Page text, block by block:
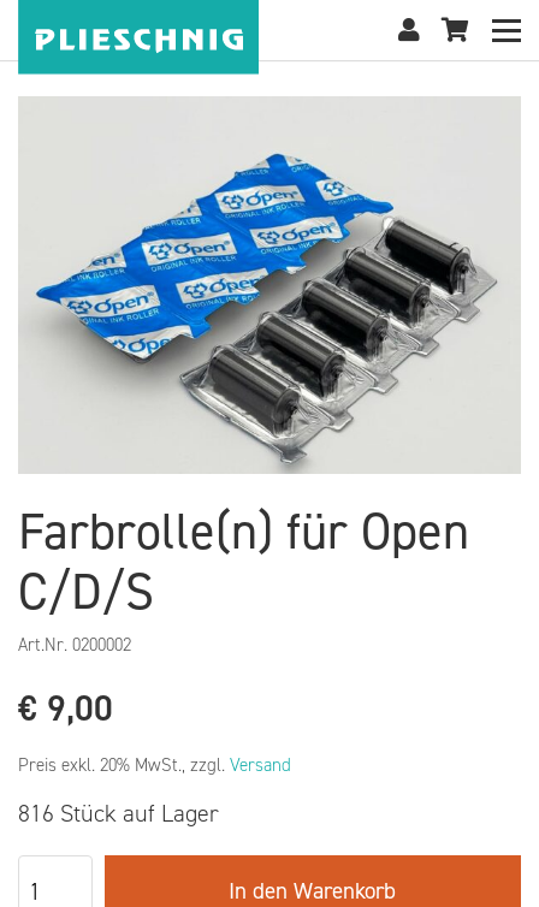
Farbrolle(n) für Open
C/D/S
Art.Nr. 0200002
€ 9,00
Preis exkl. 20% MwSt., zzgl. Versand
816 Stück auf Lager
In den Warenkorb